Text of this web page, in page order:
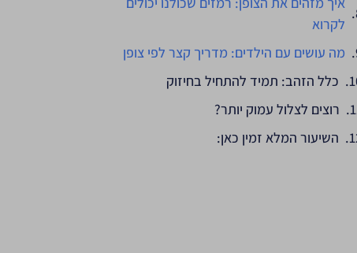
לקרוא
מה עושים עם הילדים: מדריך קצר לפי צופן
כלל הזהב: תמיד להתחיל בחיזוק
רוצים לצלול עמוק יותר?
השיעור המלא זמין כאן: